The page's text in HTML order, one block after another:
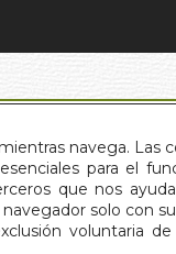
navega. Las
para el
que nos
solo con
voluntaria
SOMOS